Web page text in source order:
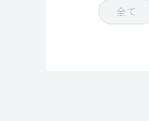
全て